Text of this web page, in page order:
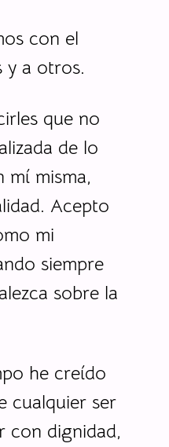
con el
y a otros.
que no
de lo
mí misma,
Acepto
mi
siempre
sobre la
he creído
cualquier ser
con dignidad,